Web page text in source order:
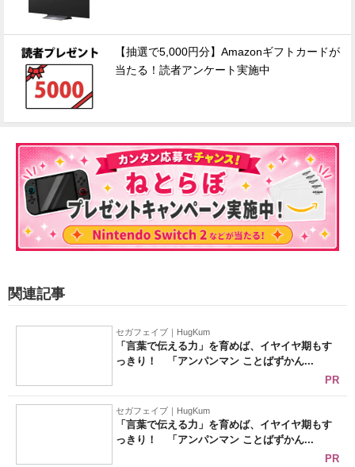
【抽選で5,000円分】Amazonギフトカードが
当たる！読者アンケート実施中
関連記事
セガフェイブ｜HugKum
「言葉で伝える力」を育めば、イヤイヤ期もす
っきり！ 「アンパンマン ことばずかん...
PR
セガフェイブ｜HugKum
「言葉で伝える力」を育めば、イヤイヤ期もす
っきり！ 「アンパンマン ことばずかん...
PR